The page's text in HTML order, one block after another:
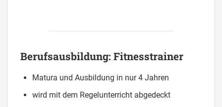
Berufsausbildung: Fitnesstrainer
Matura und Ausbildung in nur 4 Jahren
wird mit dem Regelunterricht abgedeckt